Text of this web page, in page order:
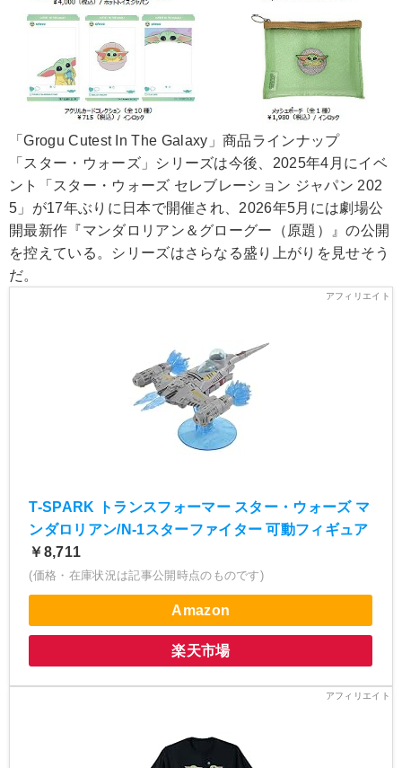
「Grogu Cutest In The Galaxy」商品ラインナップ
「スター・ウォーズ」シリーズは今後、2025年4月にイベ
ント「スター・ウォーズ セレブレーション ジャパン 202
5」が17年ぶりに日本で開催され、2026年5月には劇場公
開最新作『マンダロリアン＆グローグー（原題）』の公開
を控えている。シリーズはさらなる盛り上がりを見せそう
だ。
T-SPARK トランスフォーマー スター・ウォーズ マ
ンダロリアン/N-1スターファイター 可動フィギュア
￥8,711
(価格・在庫状況は記事公開時点のものです)
Amazon
楽天市場